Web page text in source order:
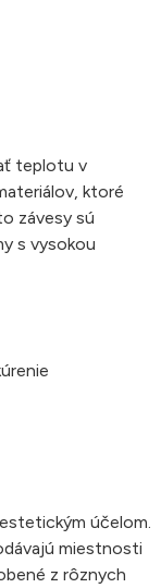
teplotu v
ktoré
závesy sú
s vysokou
účelom.
miestnosti
z rôznych